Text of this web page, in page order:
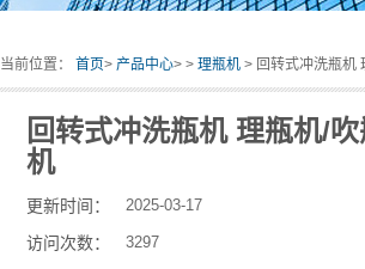
当前位置： 首页> 产品中心> > 理瓶机 > 回转式冲洗瓶机
回转式冲洗瓶机 理瓶机/
机
更新时间： 2025-03-17
访问次数： 3297